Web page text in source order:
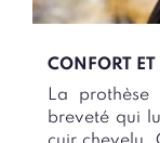
CONFORT
La prothèse
breveté qui